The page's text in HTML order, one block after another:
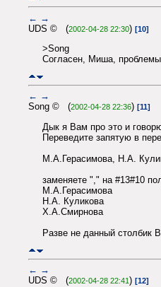
← →
UDS © (2002-04-28 22:30) [10]
>Song
Согласен, Миша, проблемы
← →
Song © (2002-04-28 22:36) [11]
Дык я Вам про это и
Переведите запятую в
М.А.Герасимова, Н.А.
заменяете "," на #13#10
М.А.Герасимова
Н.А. Куликова
Х.А.Смирнова
Разве не данный столбик
← →
UDS © (2002-04-28 22:41) [12]